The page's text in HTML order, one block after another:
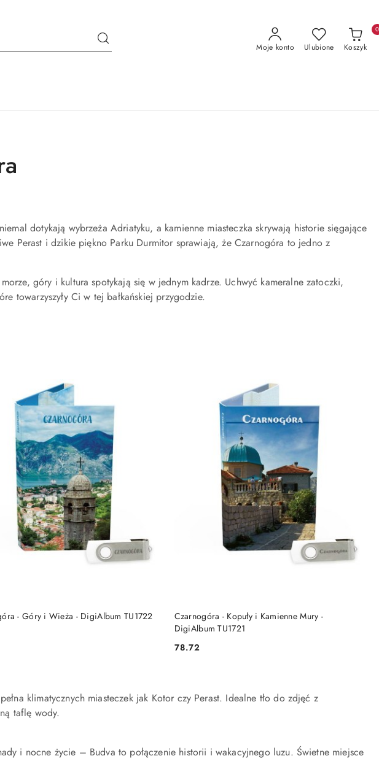
Moje konto Ulubione Koszyk
0
dotykają wybrzeża Adriatyku, a kamienne miasteczka skrywają historie sięgające
Perast i dzikie piękno Parku Durmitor sprawiają, że Czarnogóra to jedno z
góry i kultura spotykają się w jednym kadrze. Uchwyć kameralne zatoczki,
towarzyszyły Ci w tej bałkańskiej przygodzie.
- Góry i Wieża - DigiAlbum TU1722
DO KOSZYKA
Czarnogóra - Kopuły i Kamienne Mury -
DigiAlbum TU1721
Cena:
78.72
DO KOSZYKA
klimatycznych miasteczek jak Kotor czy Perast. Idealne tło do zdjęć z
taflę wody.
i nocne życie – Budva to połączenie historii i wakacyjnego luzu. Świetne miejsce